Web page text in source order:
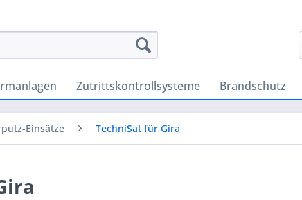
Zutrittskontrollsysteme Brandschutz
Einsätze TechniSat für Gira